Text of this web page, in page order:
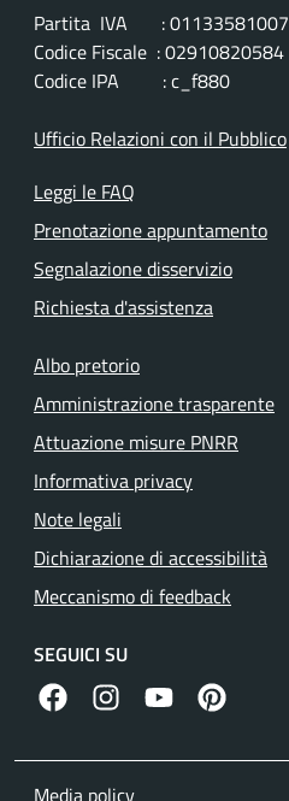
Partita IVA : 01133581007
Codice Fiscale : 02910820584
Codice IPA : c_f880
Ufficio Relazioni con il Pubblico
Leggi le FAQ
Prenotazione appuntamento
Segnalazione disservizio
Richiesta d'assistenza
Albo pretorio
Amministrazione trasparente
Attuazione misure PNRR
Informativa privacy
Note legali
Dichiarazione di accessibilità
Meccanismo di feedback
SEGUICI SU
facebook instagramcanale youtube
pinterest
Media policy